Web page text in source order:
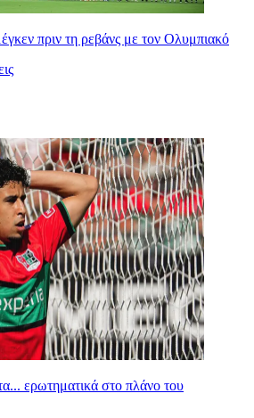
πριν τη ρεβάνς με τον Ολυμπιακό
ερωτηματικά στο πλάνο του